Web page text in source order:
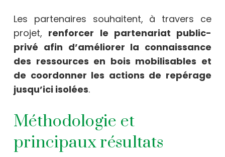
Les partenaires souhaitent, à travers ce
projet, renforcer le partenariat public-
privé afin d’améliorer la connaissance
des ressources en bois mobilisables et
de coordonner les actions de repérage
jusqu’ici isolées.
Méthodologie et
principaux résultats